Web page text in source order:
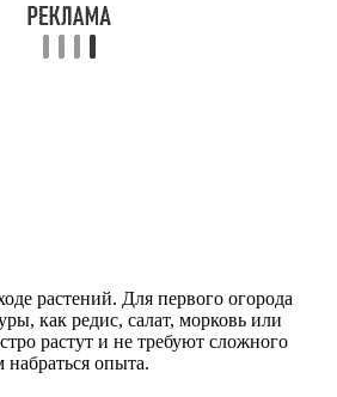
растений. Для первого огорода
как редис, салат, морковь или
растут и не требуют сложного
опыта.